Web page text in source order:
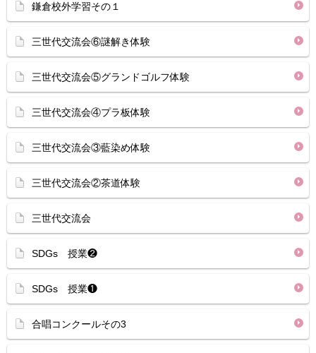
鎌倉校外学習その１
三世代交流会⑥謎解き体験
三世代交流会⑤グランドゴルフ体験
三世代交流会④プラ板体験
三世代交流会③藍染め体験
三世代交流会②茶道体験
三世代交流会
SDGs 授業❷
SDGs 授業❶
合唱コンクールその3